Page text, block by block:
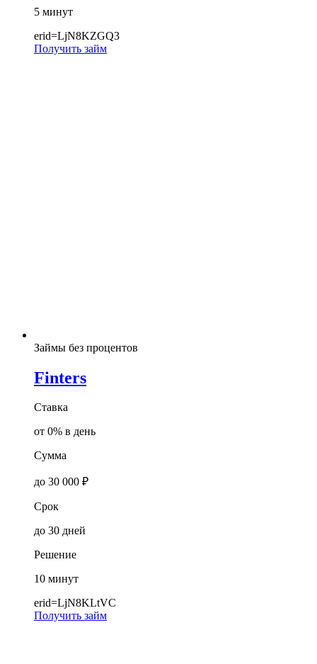
5 минут
erid=LjN8KZGQ3
Получить займ
Займы без процентов
Finters
Ставка
от 0% в день
Сумма
до 30 000 ₽
Срок
до 30 дней
Решение
10 минут
erid=LjN8KLtVC
Получить займ